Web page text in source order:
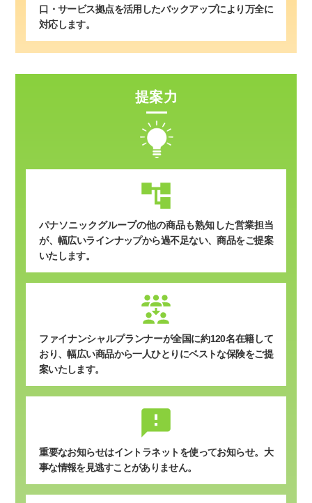
口・サービス拠点を活用したバックアップにより万全に
対応します。
提案力
パナソニックグループの他の商品も熟知した営業担当
が、幅広いラインナップから過不足ない、商品をご提案
いたします。
ファイナンシャルプランナーが全国に約120名在籍して
おり、幅広い商品から一人ひとりにベストな保険をご提
案いたします。
sms_failed
重要なお知らせはイントラネットを使ってお知らせ。 大
事な情報を見逃すことがありません。